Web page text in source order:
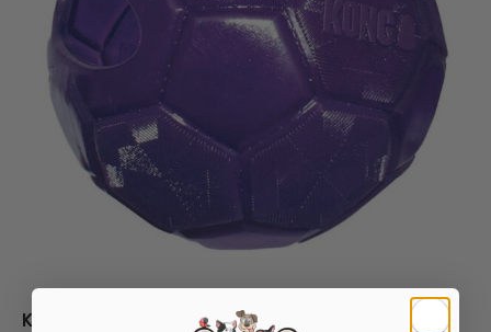
KONG Flexball